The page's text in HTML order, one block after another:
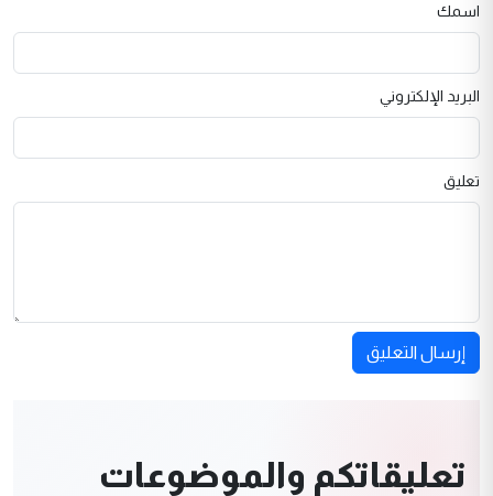
اسمك
البريد الإلكتروني
تعليق
إرسال التعليق
تعليقاتكم والموضوعات